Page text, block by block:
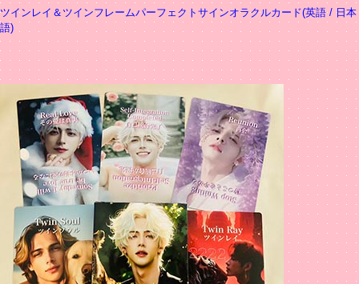
ツインレイ＆ツインフレームパーフェクトサインオラクルカード(英語 / 日本
語)